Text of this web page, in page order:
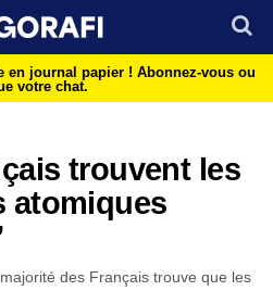
en journal papier ! Abonnez-vous ou
votre chat.
trouvent les
atomiques
des Français trouve que les